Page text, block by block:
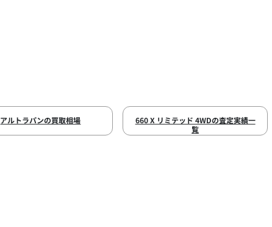
アルトラパンの買取相場
660 X リミテッド 4WDの査定実績一
覧